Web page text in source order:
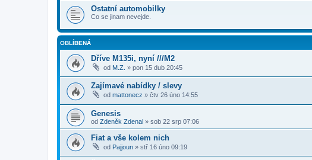
Ostatní automobilky
Co se jinam nevejde.
OBLÍBENÁ
Dříve M135i, nyní ///M2
od M.Z. » pon 15 dub 20:45
Zajímavé nabídky / slevy
od mattonecz » čtv 26 úno 14:55
Genesis
od Zdeněk Zdenal » sob 22 srp 07:06
Fiat a vše kolem nich
od Pajjoun » stř 16 úno 09:19